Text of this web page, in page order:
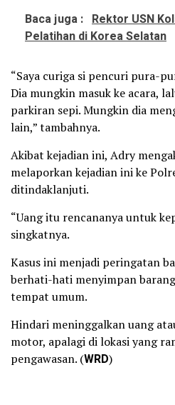
Baca juga : Rektor USN
Pelatihan di Korea Selatan
“Saya curiga si pencuri pura-
Dia mungkin masuk ke acara,
parkiran sepi. Mungkin dia
lain,” tambahnya.
Akibat kejadian ini, Adry
melaporkan kejadian ini ke
ditindaklanjuti.
“Uang itu rencananya untuk
singkatnya.
Kasus ini menjadi peringatan
berhati-hati menyimpan
tempat umum.
Hindari meninggalkan uang
motor, apalagi di lokasi yang
pengawasan. (WRD)